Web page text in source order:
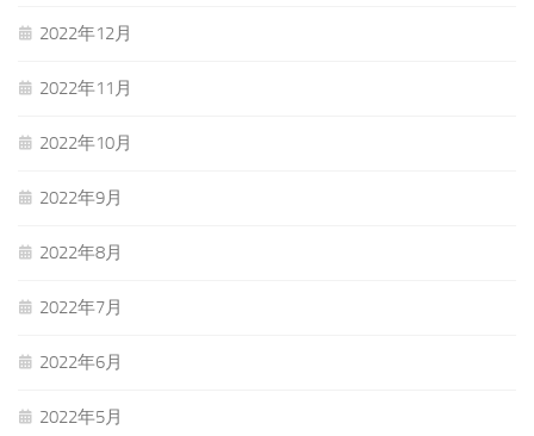
2022年12月
2022年11月
2022年10月
2022年9月
2022年8月
2022年7月
2022年6月
2022年5月